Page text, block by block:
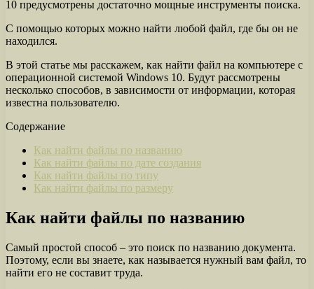
10 предусмотрены достаточно мощные инструменты поиска.
С помощью которых можно найти любой файл, где бы он не
находился.
В этой статье мы расскажем, как найти файл на компьютере с
операционной системой Windows 10. Будут рассмотрены
несколько способов, в зависимости от информации, которая
известна пользователю.
Содержание
Как найти файлы по названию
Как найти файлы по дате создания
Как найти файлы по типу
Как найти файлы по размеру
Как найти файлы по названию
Самый простой способ – это поиск по названию документа.
Поэтому, если вы знаете, как называется нужный вам файл, то
найти его не составит труда.